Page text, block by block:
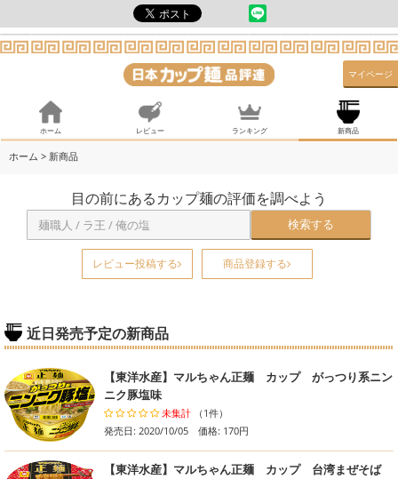
マイページ
ホーム レビュー ランキング 新商品
ホーム > 新商品
目の前にあるカップ麺の評価を調べよう
検索する
レビュー投稿する 商品登録する
近日発売予定の新商品
【東洋水産】マルちゃん正麺 カップ がっつり系ニン
ニク豚塩味
未集計 （1件）
発売日: 2020/10/05 価格: 170円
【東洋水産】マルちゃん正麺 カップ 台湾まぜそば